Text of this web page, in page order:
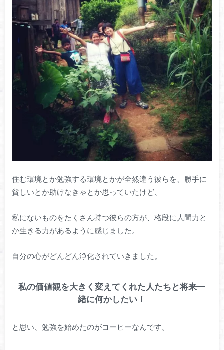
住む環境とか勉強する環境とかが全然違う彼らを、勝手に
貧しいとか助けなきゃとか思っていたけど、
私にないものをたくさん持つ彼らの方が、格段に人間力と
か生きる力があるように感じました。
自分の心がどんどん浄化されていきました。
私の価値観を大きく変えてくれた人たちと将来一
緒に何かしたい！
と思い、勉強を始めたのがコーヒーなんです。